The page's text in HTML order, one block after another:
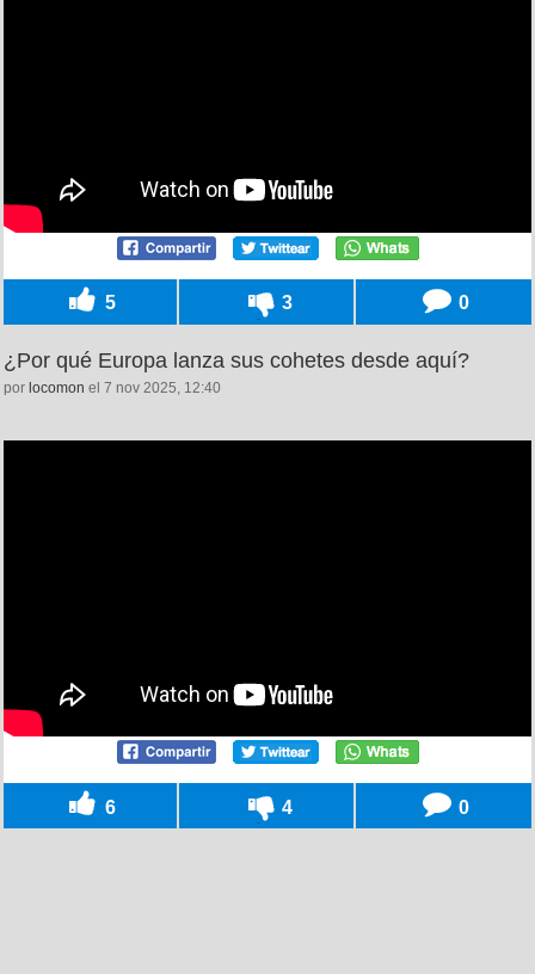
5 3 0
¿Por qué Europa lanza sus cohetes desde aquí?
por locomon el 7 nov 2025, 12:40
6 4 0